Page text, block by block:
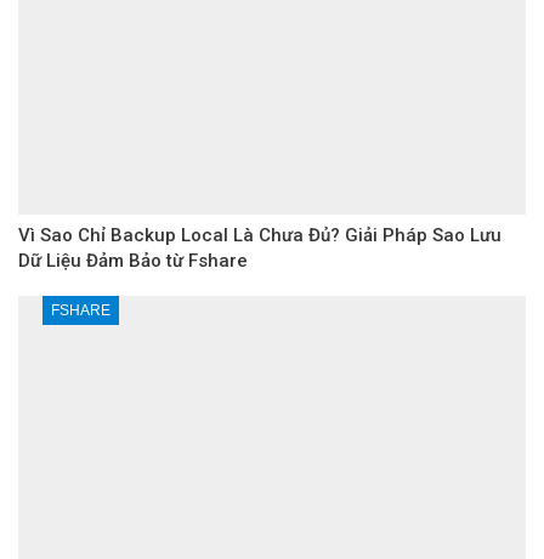
Vì Sao Chỉ Backup Local Là Chưa Đủ? Giải Pháp Sao Lưu
Dữ Liệu Đảm Bảo từ Fshare
FSHARE